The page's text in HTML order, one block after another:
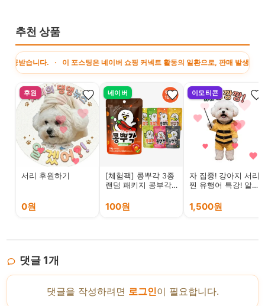
추천 상품
다. · 이 포스팅은 네이버 쇼핑 커넥트 활동의 일환으로, 판매 발생 시 수수료
후원
서리 후원하기
0원
네이버
[체험팩] 콩뿌각 3종
랜덤 패키지 콩부각
김
100원
이모티콘
자 집중! 강아지 서리
찐 유행어 특강! 알겠
1,500원
댓글 1개
댓글을 작성하려면 로그인이 필요합니다.